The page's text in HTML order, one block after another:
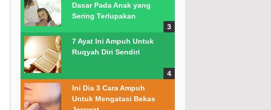
Dasar Pada Anak yang
Sering Terlupakan
7 Ayat Ini Ampuh Untuk
Ruqyah Diri Sendiri
Ini Dia 3 Cara Ampuh
Untuk Mengatasi Bekas